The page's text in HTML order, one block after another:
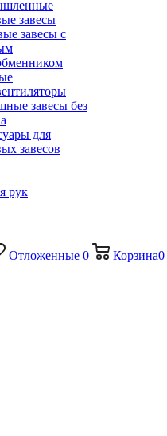
завесы
завесы с
завесы без
для
завесов
рук
Отложенные 0 Корзина0